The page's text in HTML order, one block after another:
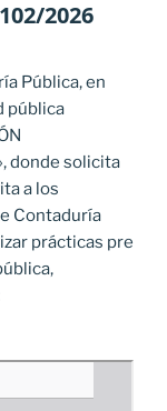
2026
Pública, en
pública
donde solicita
a los
Contaduría
prácticas pre